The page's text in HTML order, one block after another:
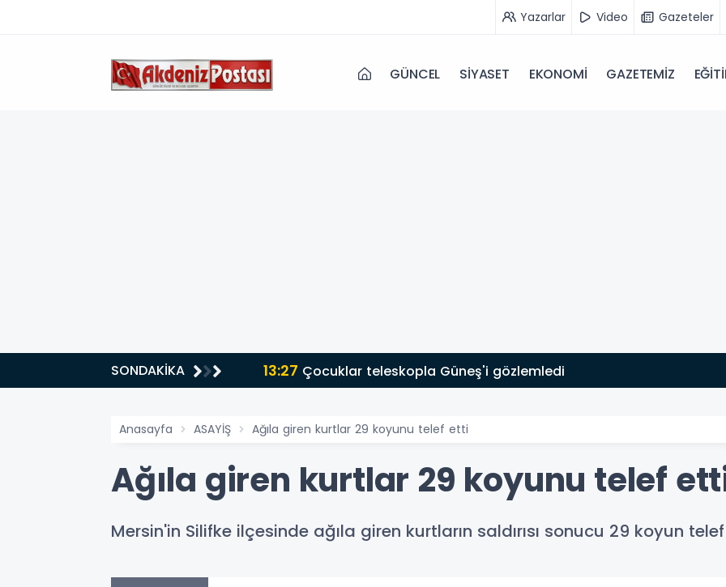
Yazarlar Video Gazeteler
GÜNCEL SİYASET EKONOMİ GAZETEMİZ
SONDAKİKA 13:27 Çocuklar teleskopla Güneş'i gözlemledi
Anasayfa ASAYİŞ Ağıla giren kurtlar 29 koyunu telef etti
Ağıla giren kurtlar 29 koyunu telef
Mersin'in Silifke ilçesinde ağıla giren kurtların saldırısı sonucu 29 koyun